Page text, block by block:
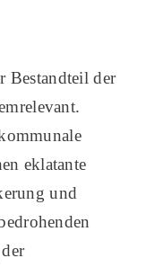
Bestandteil der
eklatante
und